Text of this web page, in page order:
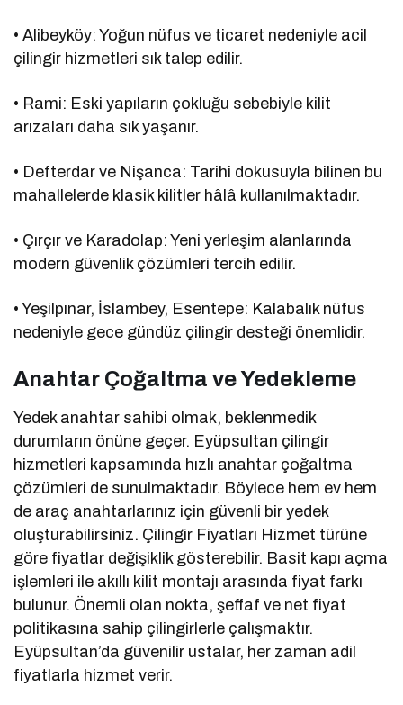
• Alibeyköy: Yoğun nüfus ve ticaret nedeniyle acil
çilingir hizmetleri sık talep edilir.
• Rami: Eski yapıların çokluğu sebebiyle kilit
arızaları daha sık yaşanır.
• Defterdar ve Nişanca: Tarihi dokusuyla bilinen bu
mahallelerde klasik kilitler hâlâ kullanılmaktadır.
• Çırçır ve Karadolap: Yeni yerleşim alanlarında
modern güvenlik çözümleri tercih edilir.
• Yeşilpınar, İslambey, Esentepe: Kalabalık nüfus
nedeniyle gece gündüz çilingir desteği önemlidir.
Anahtar Çoğaltma ve Yedekleme
Yedek anahtar sahibi olmak, beklenmedik
durumların önüne geçer. Eyüpsultan çilingir
hizmetleri kapsamında hızlı anahtar çoğaltma
çözümleri de sunulmaktadır. Böylece hem ev hem
de araç anahtarlarınız için güvenli bir yedek
oluşturabilirsiniz. Çilingir Fiyatları Hizmet türüne
göre fiyatlar değişiklik gösterebilir. Basit kapı açma
işlemleri ile akıllı kilit montajı arasında fiyat farkı
bulunur. Önemli olan nokta, şeffaf ve net fiyat
politikasına sahip çilingirlerle çalışmaktır.
Eyüpsultan’da güvenilir ustalar, her zaman adil
fiyatlarla hizmet verir.